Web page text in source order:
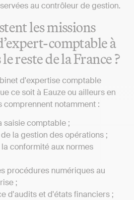
au contrôleur de gestion.
les missions
comptable à
reste de la France ?
d'expertise comptable
ce soit à Eauze ou ailleurs en
comprennent notamment :
saisie comptable ;
la gestion des opérations ;
conformité aux normes
procédures numériques au
;
d'audits et d'états financiers ;